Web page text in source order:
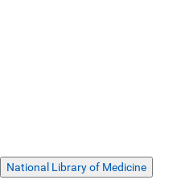
National Library of Medicine